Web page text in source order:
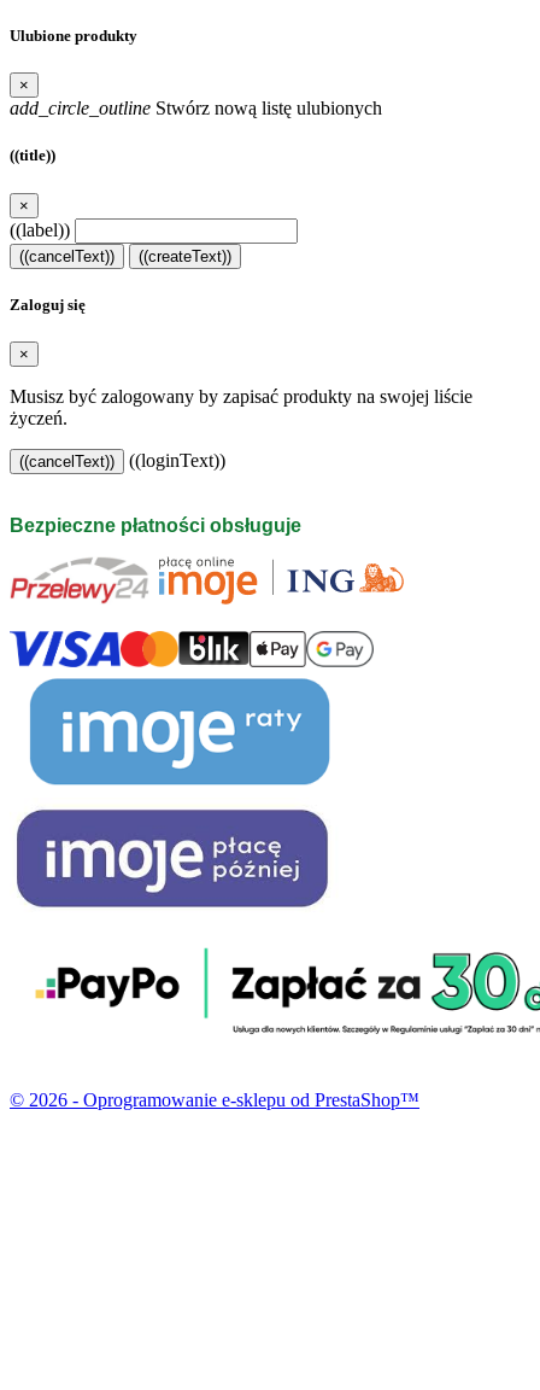
Ulubione produkty
×
add_circle_outline Stwórz nową listę ulubionych
((title))
×
((label))
((cancelText)) ((createText))
Zaloguj się
×
Musisz być zalogowany by zapisać produkty na swojej liście
życzeń.
((cancelText)) ((loginText))
Bezpieczne płatności obsługuje
© 2026 - Oprogramowanie e-sklepu od PrestaShop™